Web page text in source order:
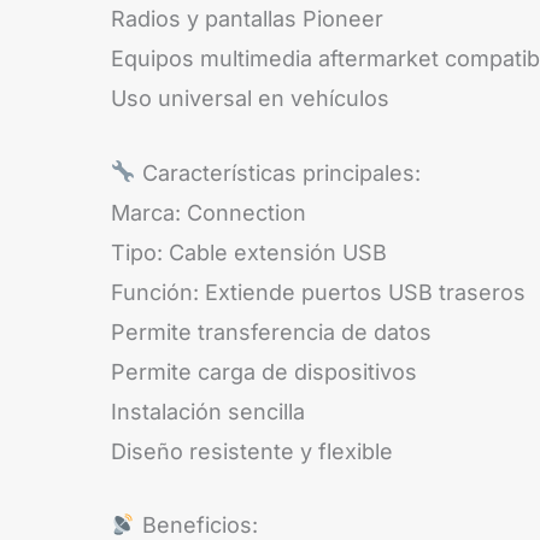
Radios y pantallas Pioneer
Equipos multimedia aftermarket
Uso universal en vehículos
Características principales:
Marca: Connection
Tipo: Cable extensión USB
Función: Extiende puertos USB traseros
Permite transferencia de datos
Permite carga de dispositivos
Instalación sencilla
Diseño resistente y flexible
Beneficios: